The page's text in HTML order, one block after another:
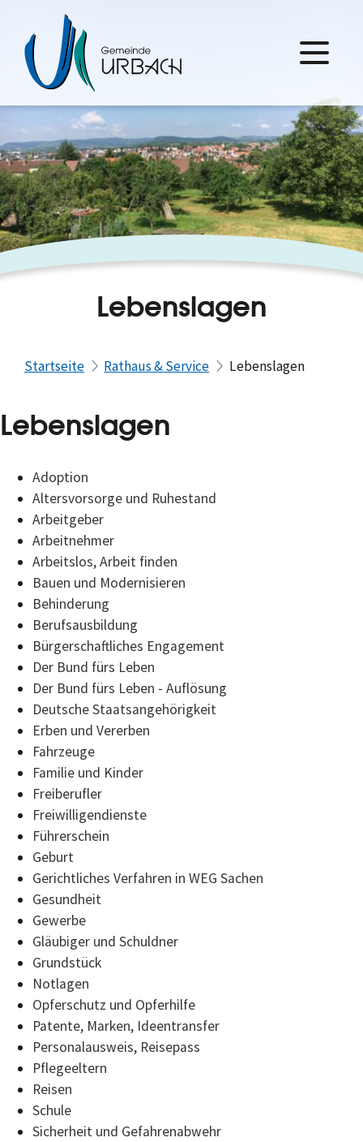
Lebenslagen
Startseite Rathaus & Service Lebenslagen
Lebenslagen
Adoption
Altersvorsorge und Ruhestand
Arbeitgeber
Arbeitnehmer
Arbeitslos, Arbeit finden
Bauen und Modernisieren
Behinderung
Berufsausbildung
Bürgerschaftliches Engagement
Der Bund fürs Leben
Der Bund fürs Leben - Auflösung
Deutsche Staatsangehörigkeit
Erben und Vererben
Fahrzeuge
Familie und Kinder
Freiberufler
Freiwilligendienste
Führerschein
Geburt
Gerichtliches Verfahren in WEG Sachen
Gesundheit
Gewerbe
Gläubiger und Schuldner
Grundstück
Notlagen
Opferschutz und Opferhilfe
Patente, Marken, Ideentransfer
Personalausweis, Reisepass
Pflegeeltern
Reisen
Schule
Sicherheit und Gefahrenabwehr